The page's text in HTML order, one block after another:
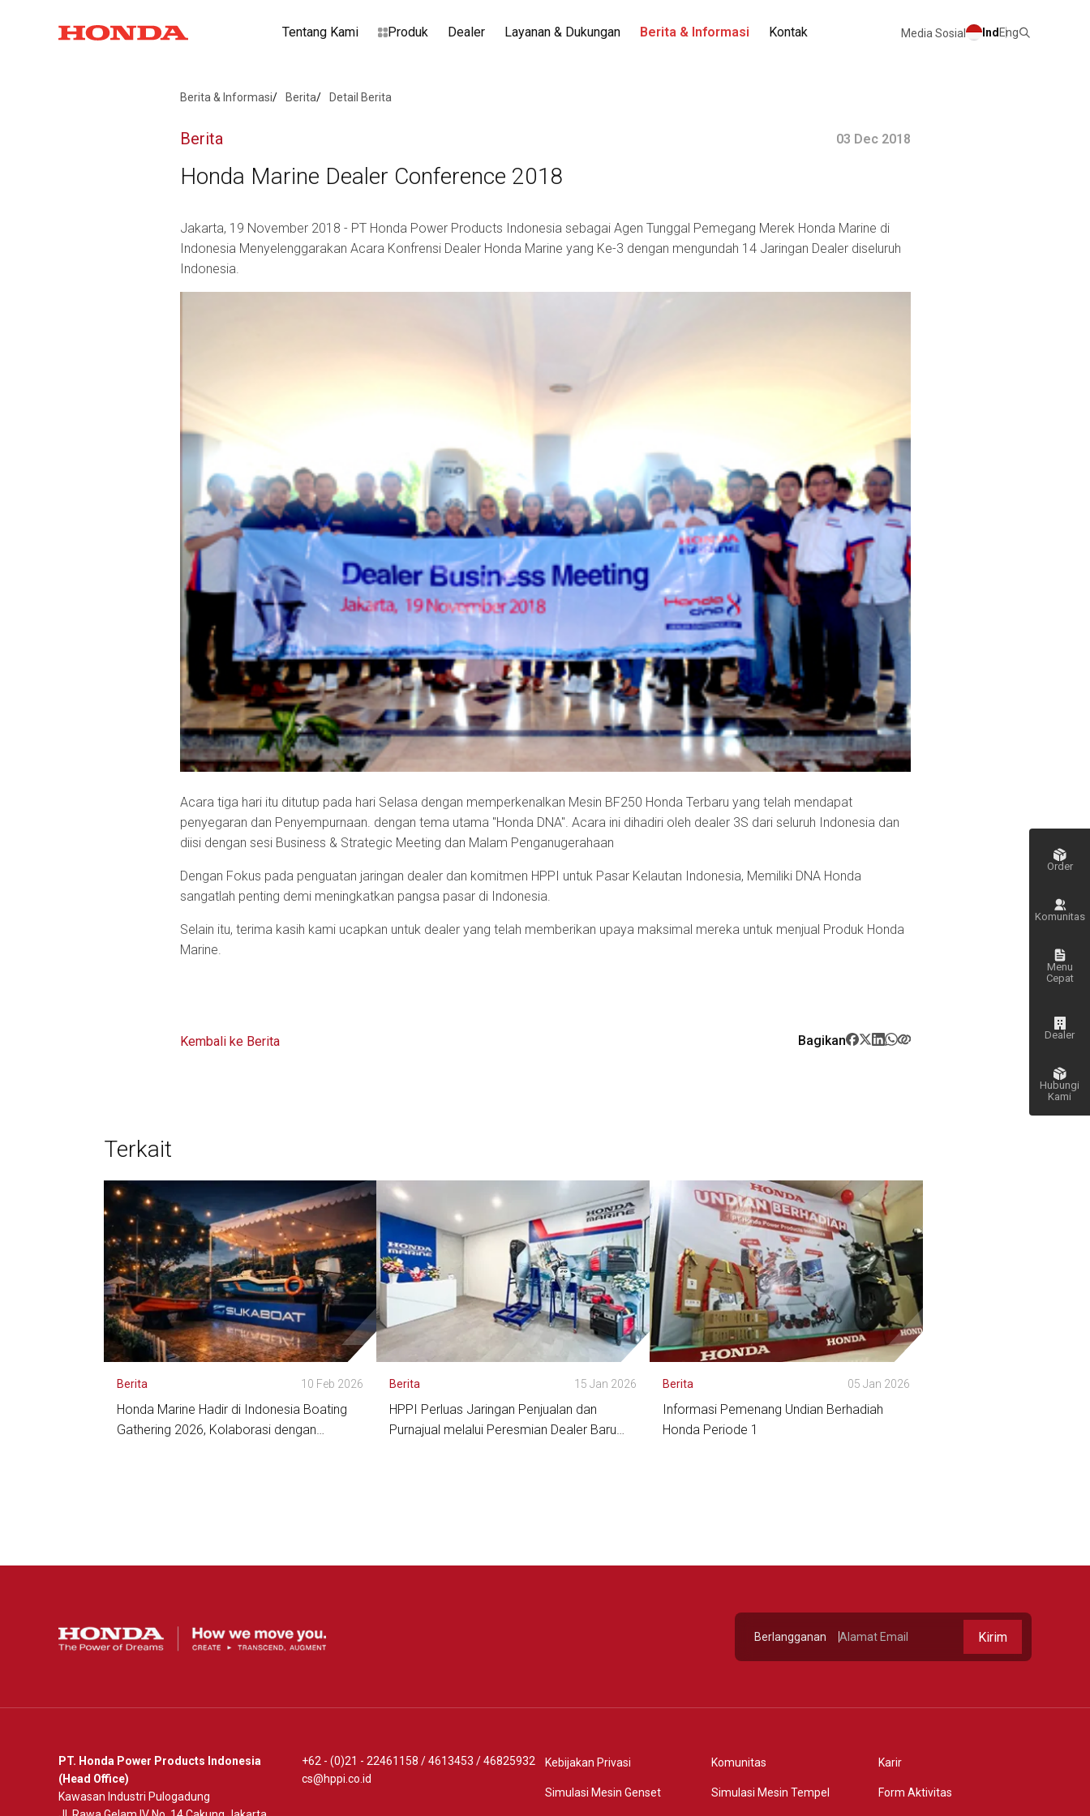
Tentang Kami Produk Dealer Layanan & Dukungan Berita & Informasi Kontak Media Sosial Ind Eng
Order
Komunitas
Menu
Cepat
Dealer
Hubungi
Kami
Berita & Informasi Berita Detail Berita
Berita 03 Dec 2018
Honda Marine Dealer Conference 2018
Jakarta, 19 November 2018 - PT Honda Power Products Indonesia sebagai Agen Tunggal Pemegang Merek Honda Marine di
Indonesia Menyelenggarakan Acara Konfrensi Dealer Honda Marine yang Ke-3 dengan mengundah 14 Jaringan Dealer diseluruh
Indonesia.
Acara tiga hari itu ditutup pada hari Selasa dengan memperkenalkan Mesin BF250 Honda Terbaru yang telah mendapat
penyegaran dan Penyempurnaan. dengan tema utama "Honda DNA". Acara ini dihadiri oleh dealer 3S dari seluruh Indonesia dan
diisi dengan sesi Business & Strategic Meeting dan Malam Penganugerahaan
Dengan Fokus pada penguatan jaringan dealer dan komitmen HPPI untuk Pasar Kelautan Indonesia, Memiliki DNA Honda
sangatlah penting demi meningkatkan pangsa pasar di Indonesia.
Selain itu, terima kasih kami ucapkan untuk dealer yang telah memberikan upaya maksimal mereka untuk menjual Produk Honda
Marine.
Kembali ke Berita Bagikan
Terkait
Berita 10 Feb 2026
Honda Marine Hadir di Indonesia Boating
Gathering 2026, Kolaborasi dengan
Berita 15 Jan 2026
HPPI Perluas Jaringan Penjualan dan
Purnajual melalui Peresmian Dealer Baru
Berita 05 Jan 2026
Informasi Pemenang Undian Berhadiah
Honda Periode 1
Berlangganan Kirim
PT. Honda Power Products Indonesia
(Head Office)
Kawasan Industri Pulogadung
+62 - (0)21 - 22461158 /4613453 /46825932
cs@hppi.co.id
Kebijakan Privasi Komunitas Karir
Simulasi Mesin Genset Simulasi Mesin Tempel Form Aktivitas